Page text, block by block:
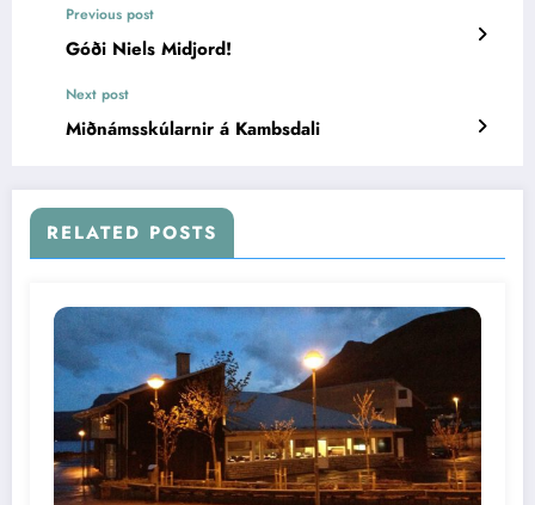
Previous post
Góði Niels Midjord!
Next post
Miðnámsskúlarnir á Kambsdali
RELATED POSTS